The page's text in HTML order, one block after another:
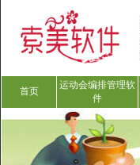
首页
运动会编排管理软
件